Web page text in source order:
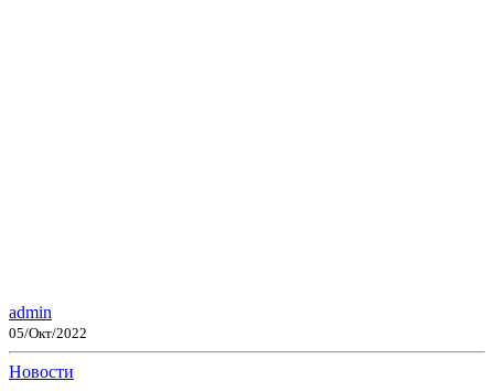
admin
05/Окт/2022
Новости